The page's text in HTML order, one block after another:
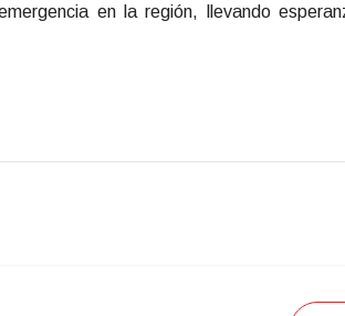
en la región, llevando